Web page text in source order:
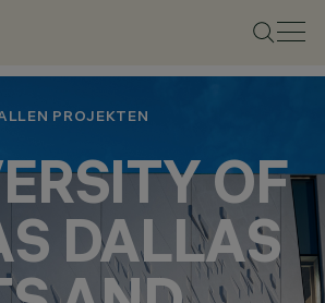
PROJEKTEN
OF
DALLAS